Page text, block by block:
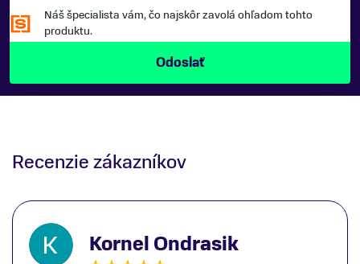
Náš špecialista vám, čo najskôr zavolá ohľadom tohto
produktu.
Recenzie zákazníkov
Kornel Ondrasik